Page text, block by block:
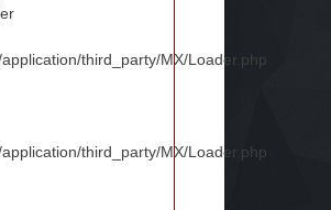
third_party/MX/Loader.php
third_party/MX/Loader.php